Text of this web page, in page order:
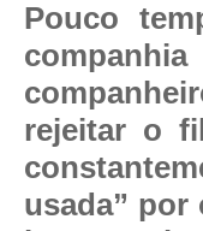
Pouco
rejeitar o
usada” por